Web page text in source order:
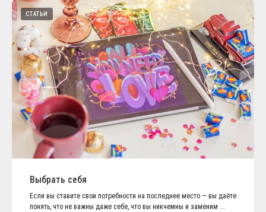
СТАТЬИ
Выбрать себя
Если вы ставите свои потребности на последнее место — вы даёте
понять, что не важны даже себе, что вы никчемны и заменим ...